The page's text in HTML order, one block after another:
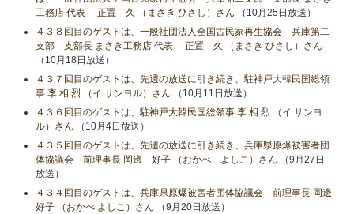
工務店 代表 正置 久 （まさき ひさし）さん （10月25日放送）
４３８回目のゲストは、一般社団法人全国古民家再生協会 兵庫第二
支部 支部長 まさき工務店 代表 正置 久 （まさき ひさし）さん
（10月18日放送）
４３７回目のゲストは、先週の放送に引き続き、駐神戸大韓民国総領
事 李 相 烈 （イ サンヨル）さん （10月11日放送）
４３６回目のゲストは、駐神戸大韓民国総領事 李 相 烈 （イ サンヨ
ル）さん （10月4日放送）
４３５回目のゲストは、先週の放送に引き続き、兵庫県原爆被害者団
体協議会 前理事長 岡邊 好子 （おかべ よしこ）さん （9月27日
放送）
４３４回目のゲストは、兵庫県原爆被害者団体協議会 前理事長 岡邊
好子 （おかべ よしこ）さん （9月20日放送）